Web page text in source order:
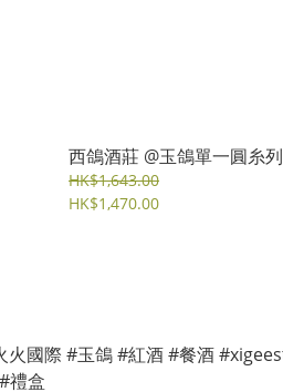
西鴿酒莊 @玉鴿單一圓糸列
HK$1,643.00
HK$1,470.00